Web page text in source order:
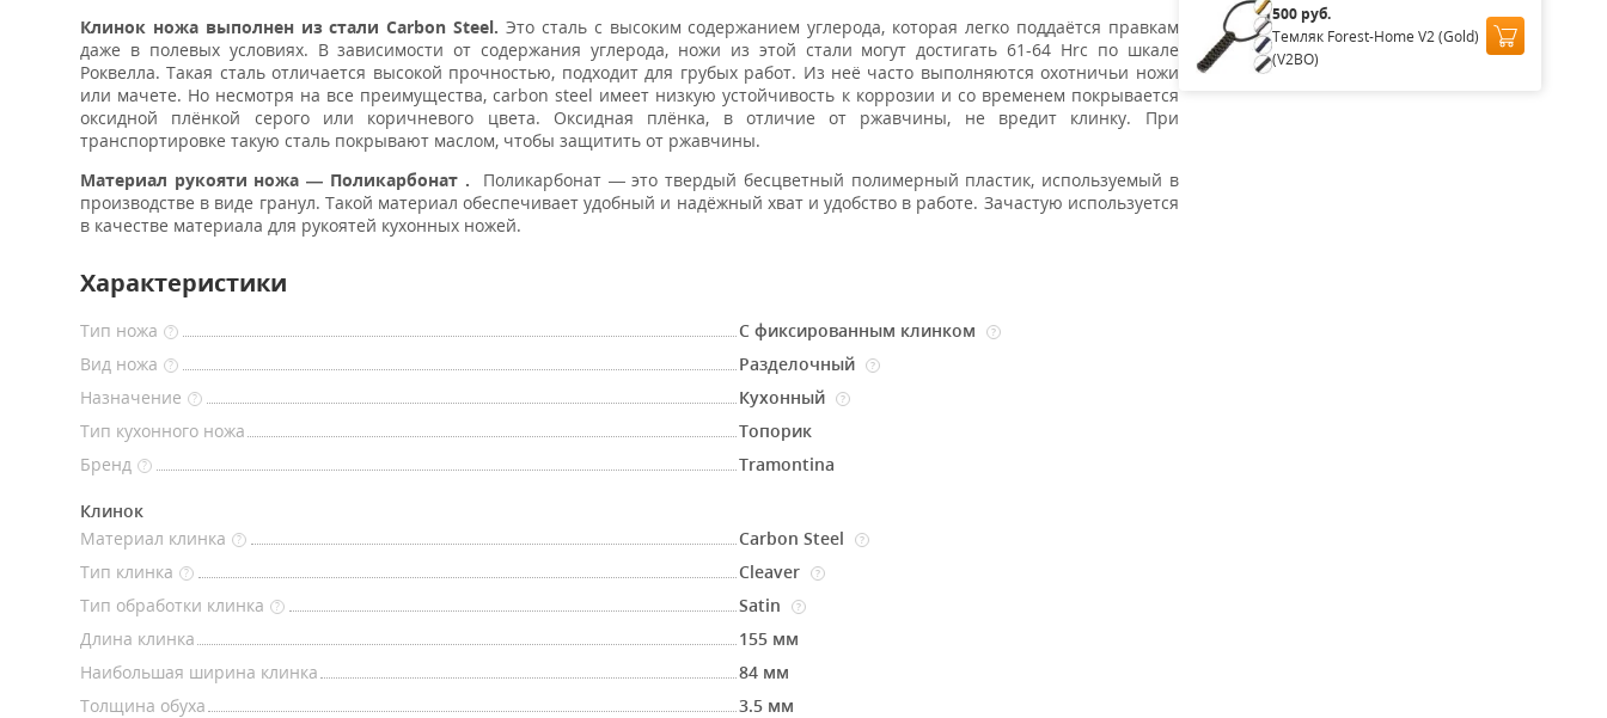
Клинок ножа выполнен из стали Carbon Steel. Это сталь с высоким содержанием углерода, которая легко поддаётся правкам
даже в полевых условиях. В зависимости от содержания углерода, ножи из этой стали могут достигать 61-64 Hrc по шкале
Роквелла. Такая сталь отличается высокой прочностью, подходит для грубых работ. Из неё часто выполняются охотничьи ножи
или мачете. Но несмотря на все преимущества, carbon steel имеет низкую устойчивость к коррозии и со временем покрывается
оксидной плёнкой серого или коричневого цвета. Оксидная плёнка, в отличие от ржавчины, не вредит клинку. При
транспортировке такую сталь покрывают маслом, чтобы защитить от ржавчины.
Материал рукояти ножа — Поликарбонат . Поликарбонат — это твердый бесцветный полимерный пластик, используемый в
производстве в виде гранул. Такой материал обеспечивает удобный и надёжный хват и удобство в работе. Зачастую используется
в качестве материала для рукоятей кухонных ножей.
Характеристики
Тип ножа ? С фиксированным клинком ?
Вид ножа ? Разделочный ?
Назначение ? Кухонный ?
Тип кухонного ножа
Топорик
Бренд
? Tramontina
Клинок
Материал клинка
? Carbon Steel ?
Тип клинка ? Cleaver ?
Тип обработки клинка ? Satin ?
Длина клинка
155 мм
Наибольшая ширина клинка
84 мм
Толщина обуха
3.5 мм
500 руб.
Темляк Forest-Home V2 (Gold)
(V2BO)